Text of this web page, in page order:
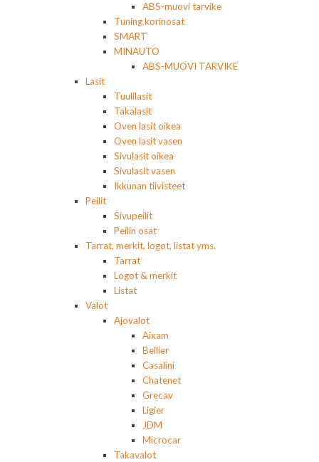
ABS-muovi tarvike
Tuning korinosat
SMART
MINAUTO
ABS-MUOVI TARVIKE
Lasit
Tuulilasit
Takalasit
Oven lasit oikea
Oven lasit vasen
Sivulasit oikea
Sivulasit vasen
Ikkunan tiivisteet
Peilit
Sivupeilit
Peilin osat
Tarrat, merkit, logot, listat yms.
Tarrat
Logot & merkit
Listat
Valot
Ajovalot
Aixam
Bellier
Casalini
Chatenet
Grecav
Ligier
JDM
Microcar
Takavalot